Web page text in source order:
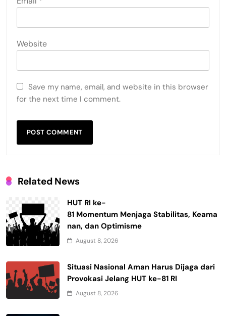
Website
Save my name, email, and website in this browser
for the next time I comment.
Related News
HUT RI ke-
81 Momentum Menjaga Stabilitas, Keama
nan, dan Optimisme
August 8, 2026
Situasi Nasional Aman Harus Dijaga dari
Provokasi Jelang HUT ke-81 RI
August 8, 2026